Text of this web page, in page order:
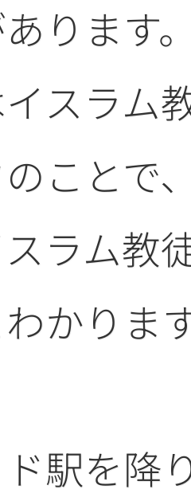
ります
スラム
ことで
ラム教
かりま
駅を降